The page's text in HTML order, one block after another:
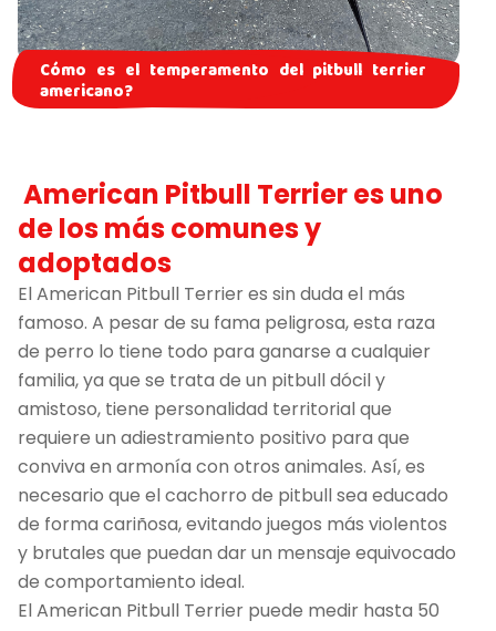
Cómo es el temperamento del pitbull terrier
americano?
American Pitbull Terrier es uno
de los más comunes y
adoptados
El American Pitbull Terrier es sin duda el más
famoso. A pesar de su fama peligrosa, esta raza
de perro lo tiene todo para ganarse a cualquier
familia, ya que se trata de un pitbull dócil y
amistoso, tiene personalidad territorial que
requiere un adiestramiento positivo para que
conviva en armonía con otros animales. Así, es
necesario que el cachorro de pitbull sea educado
de forma cariñosa, evitando juegos más violentos
y brutales que puedan dar un mensaje equivocado
de comportamiento ideal.
El American Pitbull Terrier puede medir hasta 50